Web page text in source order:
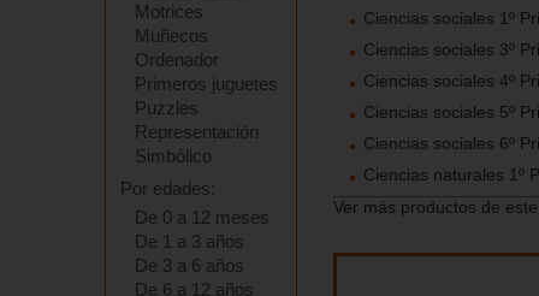
Motrices
Muñecos
Ordenador
Primeros juguetes
Puzzles
Representación
Simbólico
Por edades:
De 0 a 12 meses
De 1 a 3 años
De 3 a 6 años
De 6 a 12 años
Ciencias sociales 1º
Ciencias sociales 3º
Ciencias sociales 4º
Ciencias sociales 5º
Ciencias sociales 6º
Ciencias naturales 1º
Ver más productos de